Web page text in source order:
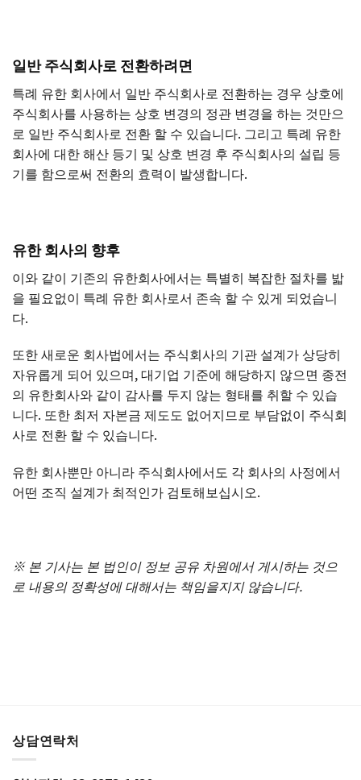
일반 주식회사로 전환하려면
특례 유한 회사에서 일반 주식회사로 전환하는 경우 상호에
주식회사를 사용하는 상호 변경의 정관 변경을 하는 것만으
로 일반 주식회사로 전환 할 수 있습니다. 그리고 특례 유한
회사에 대한 해산 등기 및 상호 변경 후 주식회사의 설립 등
기를 함으로써 전환의 효력이 발생합니다.
유한 회사의 향후
이와 같이 기존의 유한회사에서는 특별히 복잡한 절차를 밟
을 필요없이 특례 유한 회사로서 존속 할 수 있게 되었습니
다.
또한 새로운 회사법에서는 주식회사의 기관 설계가 상당히
자유롭게 되어 있으며, 대기업 기준에 해당하지 않으면 종전
의 유한회사와 같이 감사를 두지 않는 형태를 취할 수 있습
니다. 또한 최저 자본금 제도도 없어지므로 부담없이 주식회
사로 전환 할 수 있습니다.
유한 회사뿐만 아니라 주식회사에서도 각 회사의 사정에서
어떤 조직 설계가 최적인가 검토해보십시오.
※ 본 기사는 본 법인이 정보 공유 차원에서 게시하는 것으
로 내용의 정확성에 대해서는 책임을지지 않습니다.
상담연락처